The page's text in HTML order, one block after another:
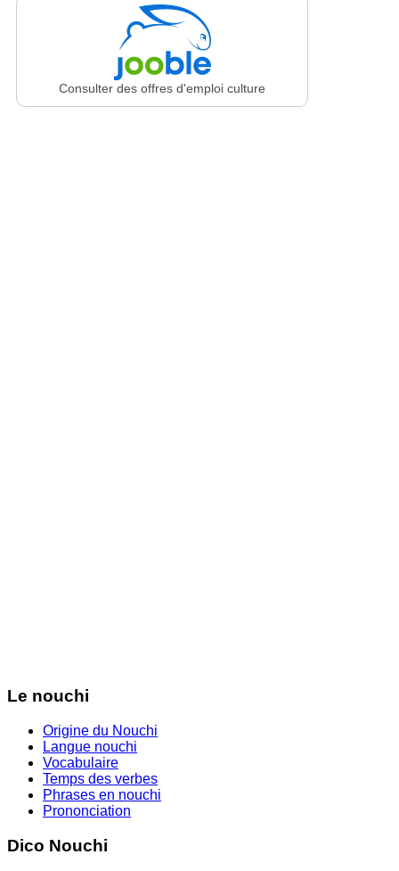
Consulter des offres d'emploi culture
Le nouchi
Origine du Nouchi
Langue nouchi
Vocabulaire
Temps des verbes
Phrases en nouchi
Prononciation
Dico Nouchi